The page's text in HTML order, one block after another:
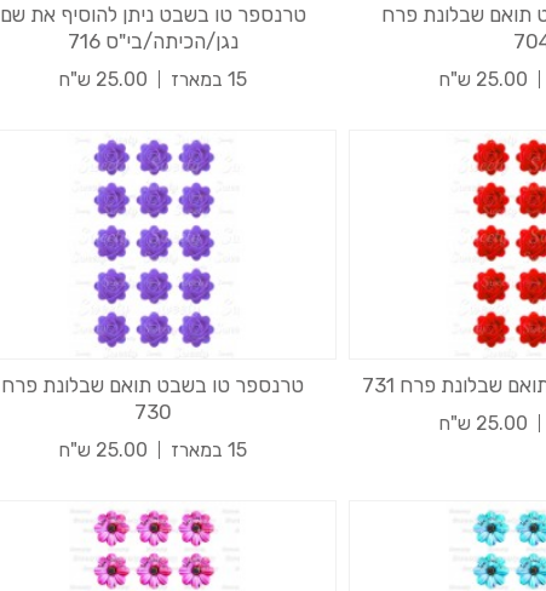
תואם שבלונת פרח
25.00 ש"ח
טרנספר טו בשבט ניתן להוסיף את שם
נגן/הכיתה/בי"ס 716
15 במארז 25.00 ש"ח
שבלונת פרח 731
25.00 ש"ח
טרנספר טו בשבט תואם שבלונת פרח
730
15 במארז 25.00 ש"ח